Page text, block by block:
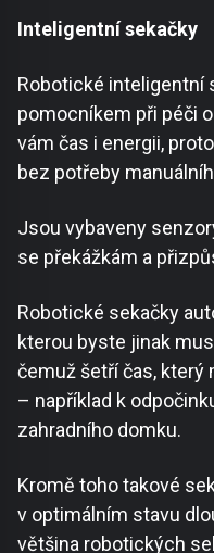
Inteligentní sekačky
Robotické inteligentní
pomocníkem při péči
vám čas i energii,
bez potřeby
Jsou vybaveny
se překážkám a
Robotické sekačky
kterou byste jinak
čemuž šetří čas, který
– například k
zahradního domku.
Kromě toho takové
v optimálním stavu
většina robotických